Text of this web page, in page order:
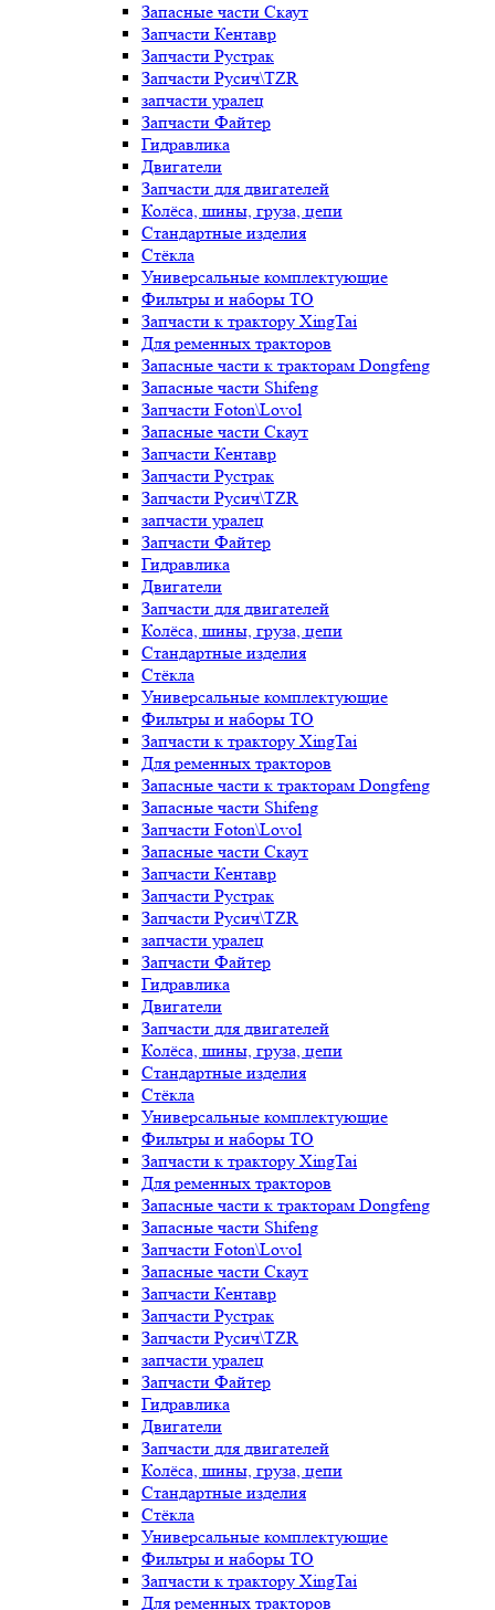
Запасные части Скаут
Запчасти Кентавр
Запчасти Рустрак
Запчасти Русич\TZR
запчасти уралец
Запчасти Файтер
Гидравлика
Двигатели
Запчасти для двигателей
Колёса, шины, груза, цепи
Стандартные изделия
Стёкла
Универсальные комплектующие
Фильтры и наборы ТО
Запчасти к трактору XingTai
Для ременных тракторов
Запасные части к тракторам Dongfeng
Запасные части Shifeng
Запчасти Foton\Lovol
Запасные части Скаут
Запчасти Кентавр
Запчасти Рустрак
Запчасти Русич\TZR
запчасти уралец
Запчасти Файтер
Гидравлика
Двигатели
Запчасти для двигателей
Колёса, шины, груза, цепи
Стандартные изделия
Стёкла
Универсальные комплектующие
Фильтры и наборы ТО
Запчасти к трактору XingTai
Для ременных тракторов
Запасные части к тракторам Dongfeng
Запасные части Shifeng
Запчасти Foton\Lovol
Запасные части Скаут
Запчасти Кентавр
Запчасти Рустрак
Запчасти Русич\TZR
запчасти уралец
Запчасти Файтер
Гидравлика
Двигатели
Запчасти для двигателей
Колёса, шины, груза, цепи
Стандартные изделия
Стёкла
Универсальные комплектующие
Фильтры и наборы ТО
Запчасти к трактору XingTai
Для ременных тракторов
Запасные части к тракторам Dongfeng
Запасные части Shifeng
Запчасти Foton\Lovol
Запасные части Скаут
Запчасти Кентавр
Запчасти Рустрак
Запчасти Русич\TZR
запчасти уралец
Запчасти Файтер
Гидравлика
Двигатели
Запчасти для двигателей
Колёса, шины, груза, цепи
Стандартные изделия
Стёкла
Универсальные комплектующие
Фильтры и наборы ТО
Запчасти к трактору XingTai
Для ременных тракторов